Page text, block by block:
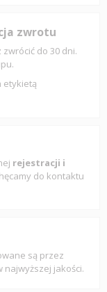
zwrotu
do 30 dni.
etykietą
rejestracji i
do kontaktu
są przez
najwyższej jakości.